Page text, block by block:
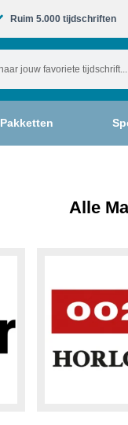
Ruim 5.000 tijdschriften​
Pakketten
Alle